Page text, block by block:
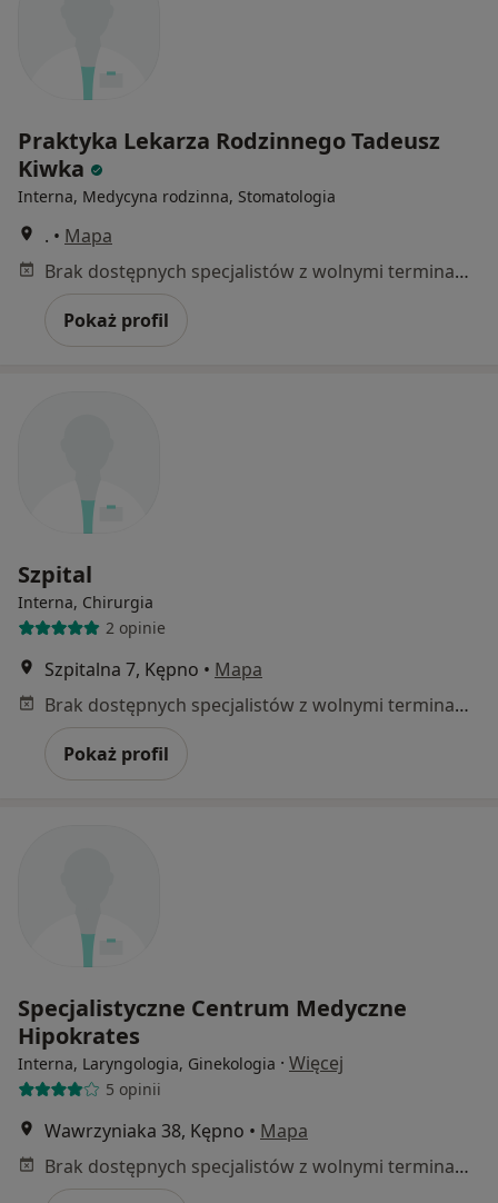
Praktyka Lekarza Rodzinnego Tadeusz
Kiwka
Interna, Medycyna rodzinna, Stomatologia
. • Mapa
Brak dostępnych specjalistów z wolnymi terminami w tym centrum medycznym.
Pokaż profil
Szpital
Interna, Chirurgia
2 opinie
Szpitalna 7, Kępno • Mapa
Brak dostępnych specjalistów z wolnymi terminami w tym centrum medycznym.
Pokaż profil
Specjalistyczne Centrum Medyczne
Hipokrates
Interna, Laryngologia, Ginekologia · Więcej
5 opinii
Wawrzyniaka 38, Kępno • Mapa
Brak dostępnych specjalistów z wolnymi terminami w tym centrum medycznym.